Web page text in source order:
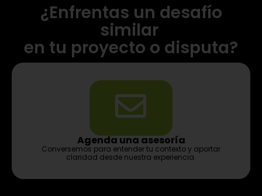
¿Enfrentas un desafío
similar
en tu proyecto o disputa?
Agenda una asesoría
Conversemos para entender tu contexto y aportar
claridad desde nuestra experiencia.